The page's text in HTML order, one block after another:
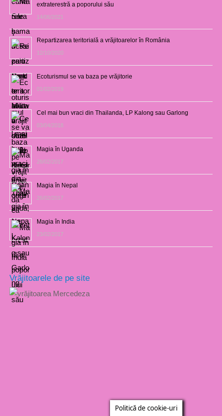
extraterestră a poporului său
14/06/2021
Repartizarea teritorială a vrăjitoarelor în România
12/10/2020
Ecoturismul se va baza pe vrăjitorie
01/02/2019
Cel mai bun vraci din Thailanda, LP Kalong sau Garlong
03/04/2018
Magia în Uganda
28/02/2017
Magia în Nepal
26/02/2017
Magia în India
23/02/2017
Vrăjitoarele de pe site
Politică de cookie-uri